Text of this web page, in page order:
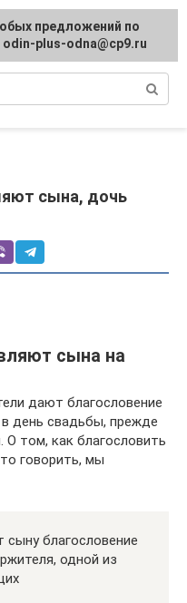
традиции
сына, дочь
сына на
дают благословение
день свадьбы, прежде
О том, как благословить
говорить, мы
благословение
одной из
предложений по
odin-plus-odna@cp9.ru